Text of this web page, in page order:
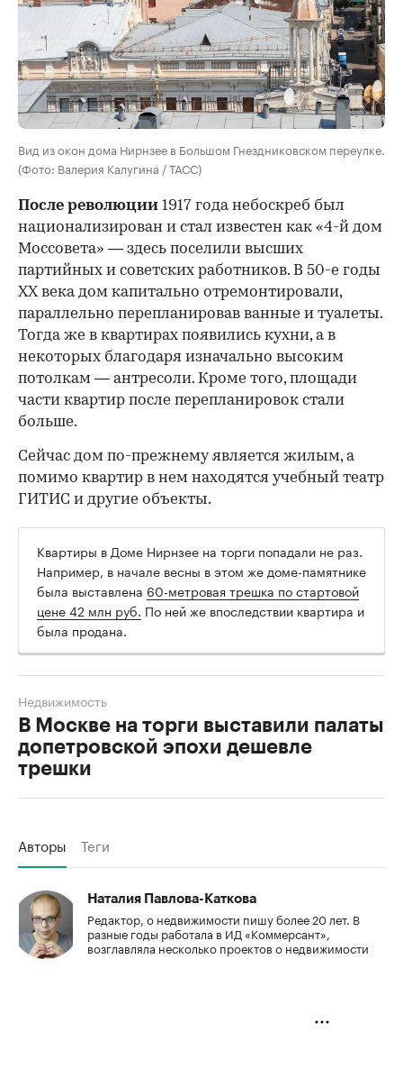
Вид из окон дома Нирнзее в Большом Гнездниковском переулке.
(Фото: Валерия Калугина / ТАСС)
После революции 1917 года небоскреб был
национализирован и стал известен как «4-й дом
Моссовета» — здесь поселили высших
партийных и советских работников. В 50-е годы
ХХ века дом капитально отремонтировали,
параллельно перепланировав ванные и туалеты.
Тогда же в квартирах появились кухни, а в
некоторых благодаря изначально высоким
потолкам — антресоли. Кроме того, площади
части квартир после перепланировок стали
больше.
Сейчас дом по-прежнему является жилым, а
помимо квартир в нем находятся учебный театр
ГИТИС и другие объекты.
Квартиры в Доме Нирнзее на торги попадали не раз.
Например, в начале весны в этом же доме-памятнике
была выставлена 60-метровая трешка по стартовой
цене 42 млн руб. По ней же впоследствии квартира и
была продана.
В Москве на торги выставили палаты
допетровской эпохи дешевле
трешки
Недвижимость
Авторы Теги
Наталия Павлова-Каткова
Редактор, о недвижимости пишу более 20 лет. В
разные годы работала в ИД «Коммерсант»,
возглавляла несколько проектов о недвижимости